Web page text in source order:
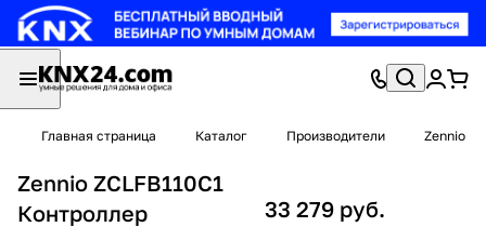
Главная страница Каталог Производители Zennio
Zennio ZCLFB110C1
Контроллер
33 279 руб.